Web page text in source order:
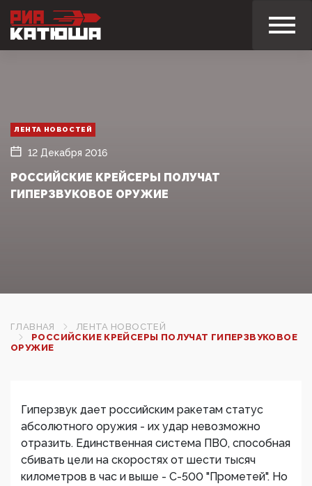
ЛЕНТА НОВОСТЕЙ
12 Декабря 2016
РОССИЙСКИЕ КРЕЙСЕРЫ ПОЛУЧАТ
ГИПЕРЗВУКОВОЕ ОРУЖИЕ
ГЛАВНАЯ
ЛЕНТА НОВОСТЕЙ
РОССИЙСКИЕ КРЕЙСЕРЫ ПОЛУЧАТ ГИПЕРЗВУКОВОЕ
ОРУЖИЕ
Гиперзвук дает российским ракетам статус
абсолютного оружия - их удар невозможно
отразить. Единственная система ПВО, способная
сбивать цели на скоростях от шести тысяч
километров в час и выше - С-500 "Прометей". Но